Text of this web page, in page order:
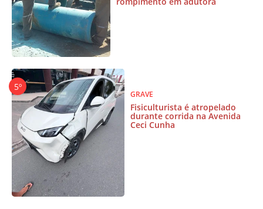
GRAVE
Fisiculturista é atropelado
durante corrida na Avenida
Ceci Cunha